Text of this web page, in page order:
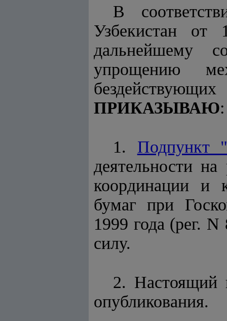
В
Узбекистан
дальнейшему
упрощению
ПРИКАЗЫВАЮ:
1. Подпункт
деятельности
координации и
бумаг при
1999 года (peг.
силу.
2. Настоящий
опубликования.